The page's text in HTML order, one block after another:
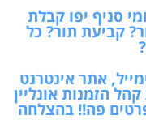
סניף יפו קבלת
קביעת תור? כל
אתר אינטרנט
הזמנות אונליין
פה!! בהצלחה